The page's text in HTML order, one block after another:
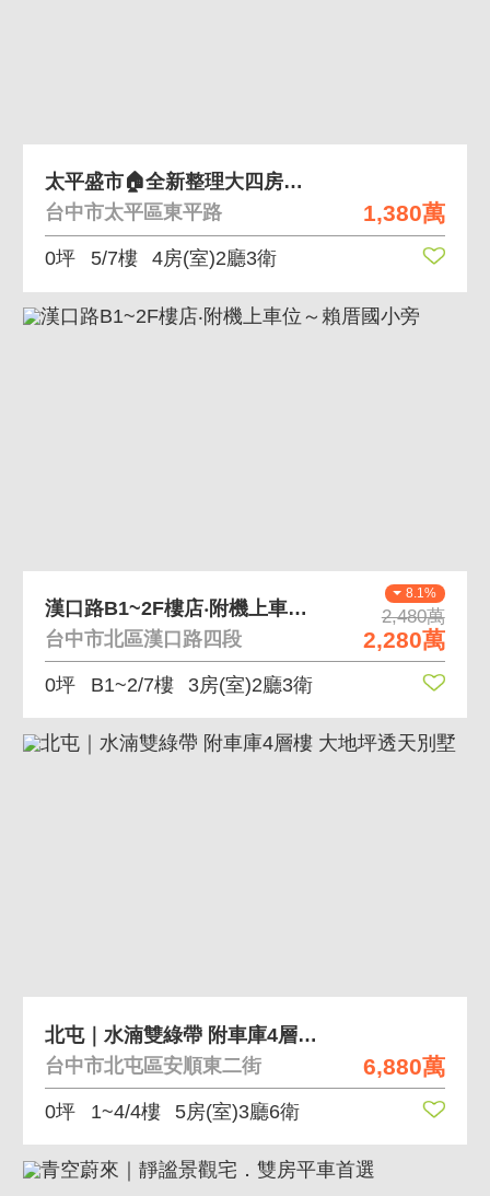
1,380萬
太平盛市🏠全新整理大四房一樓平車
台中市太平區東平路
0坪 5/7樓 4房(室)2廳3衛
8.1%
2,480萬
2,280萬
漢口路B1~2F樓店‧附機上車位～賴厝國小旁
台中市北區漢口路四段
0坪 B1~2/7樓 3房(室)2廳3衛
6,880萬
北屯｜水湳雙綠帶 附車庫4層樓 大地坪透天別墅
台中市北屯區安順東二街
0坪 1~4/4樓 5房(室)3廳6衛